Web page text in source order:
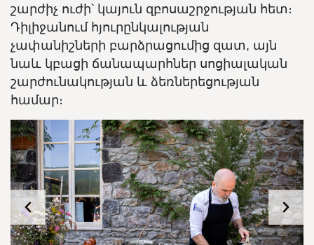
շարժիչ ուժի՝ կայուն զբոսաշրջության հետ։
Դիլիջանում հյուրընկալության
չափանիշների բարձրացումից զատ, այն
նաև կբացի ճանապարհներ սոցիալական
շարժունակության և ձեռներեցության
համար։